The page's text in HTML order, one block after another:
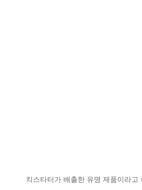
킥스타터가 배출한 유명 제품이라